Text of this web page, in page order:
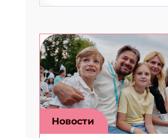
Новости